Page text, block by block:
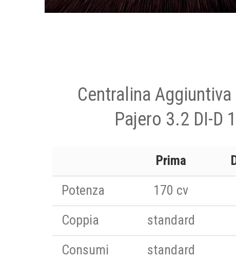
Centralina
Pajero 3.2 DI-D
Prima
Potenza
170 cv
Coppia
standard
Consumi
standard